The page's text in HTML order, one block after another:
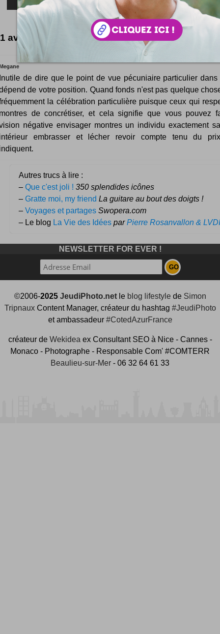
1 avis pour le moment
de dire que le point de vue pécuniaire particulier
de votre position. Quand fonds n'est pas quelque
la célébration particulière puisque ceux qui
de concrétiser, et cela signifie que vous pouvez
négative envisager montres un individu exactement
embrasser et lécher revoir compte tenu du
Autres trucs à lire :
– Que c'est joli ! 350 splendides icônes
– Gratte moi, my friend La guitare au bout des doigts !
– Voyages et partages Swopera.com
– Le blog La Vie des Idées parPierre Rosanvallon & LVDI
NEWSLETTER FOR EVER !
©2006-2025 JeudiPhoto.netle blog lifestylede Simon
TripnauxContent Manager, créateur du hashtag #JeudiPhoto
et ambassadeur #CotedAzurFrance
créateur de Wekidea ex Consultant SEO à Nice - Cannes -
Monaco - Photographe - Responsable Com' #COMTERR
Beaulieu-sur-Mer - 06 32 64 61 33